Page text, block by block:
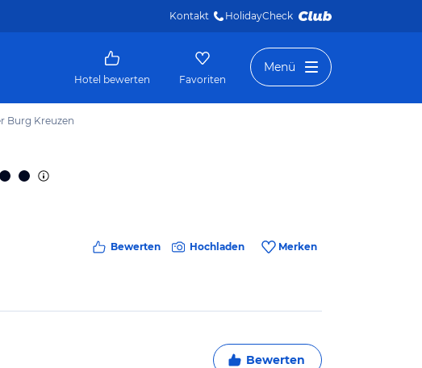
Kontakt HolidayCheck
Hotel bewerten Favoriten
Menü
Burg Kreuzen
Bewerten Hochladen Merken
Bewerten